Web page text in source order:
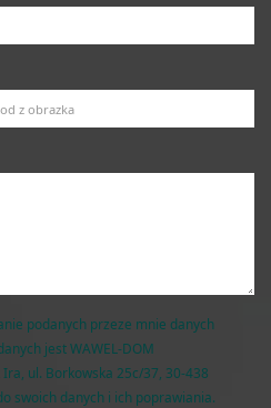
podanych przeze mnie danych
jest WAWEL-DOM
ul. Borkowska 25c/37, 30-438
swoich danych i ich poprawiania.